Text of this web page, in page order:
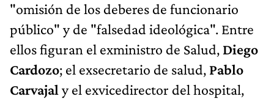
"omisión de los deberes de funcionario
público" y de "falsedad ideológica". Entre
ellos figuran el exministro de Salud, Diego
Cardozo; el exsecretario de salud, Pablo
Carvajal y el exvicedirector del hospital,